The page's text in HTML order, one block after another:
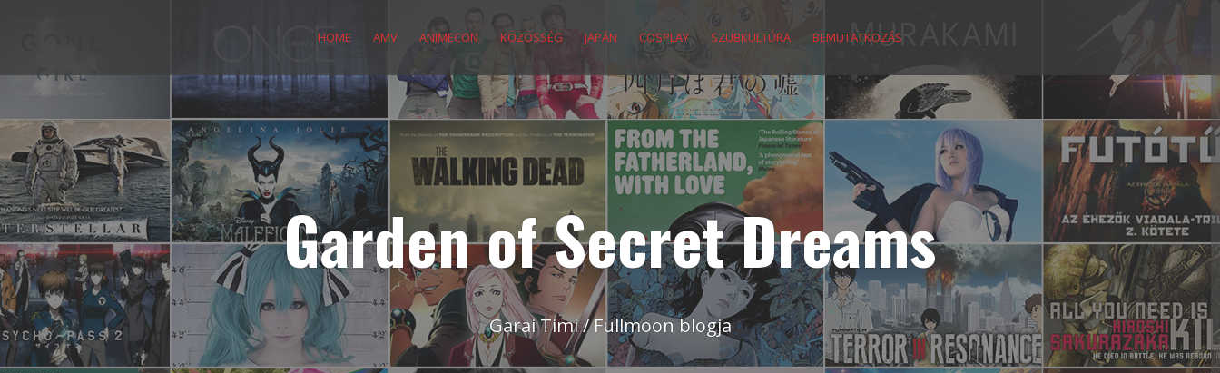
HOME AMV ANIMECON KÖZÖSSÉG JAPÁN COSPLAY SZUBKULTÚRA BEMUTATKOZÁS
Garden of Secret Dreams
Garai Timi / Fullmoon blogja